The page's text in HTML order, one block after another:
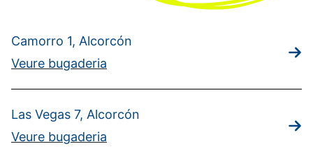
Camorro 1, Alcorcón
Veure bugaderia
Las Vegas 7, Alcorcón
Veure bugaderia